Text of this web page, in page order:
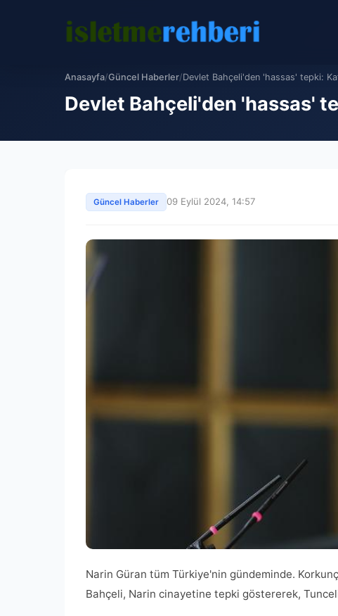
Anasayfa/Güncel Haberler/Devlet Bahçeli'den 'hassas' tepki:
Devlet Bahçeli'den 'hassas'
Güncel Haberler 09 Eylül 2024, 14:57
Narin Güran tüm Türkiye'nin gündeminde.
Bahçeli, Narin cinayetine tepki göstererek,